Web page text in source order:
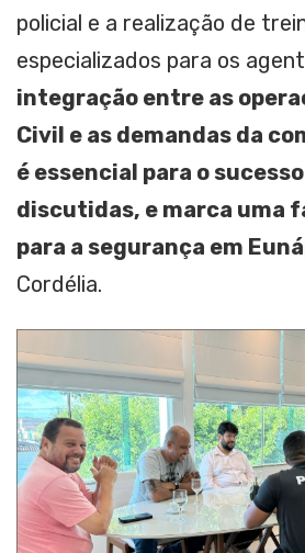
policial e a realização de
especializados para os
integração entre as
Civil e as demandas da
é essencial para o
discutidas, e marca uma
para a segurança em
Cordélia.